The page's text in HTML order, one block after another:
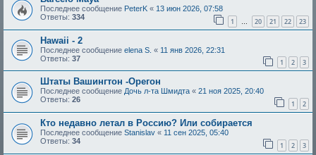
Последнее сообщение PeterK « 13 июн 2026, 07:58
Ответы: 334 1 … 20 21 22 23
Hawaii - 2
Последнее сообщение elena S. « 11 янв 2026, 22:31
Ответы: 37 1 2 3
Штаты Вашингтон -Орегон
Последнее сообщение Дочь л-та Шмидта « 21 ноя 2025, 20:40
Ответы: 26 1 2
Кто недавно летал в Россию? Или собирается
Последнее сообщение Stanislav « 11 сен 2025, 05:40
Ответы: 34 1 2 3